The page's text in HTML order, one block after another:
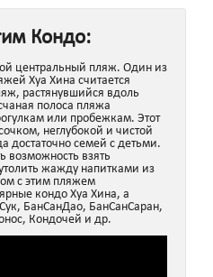
Кондо:
центральный пляж. Один из
Хуа Хина считается
растянувшийся вдоль
полоса пляжа
или пробежкам. Этот
неглубокой и чистой
достаточно семей с детьми.
возможность взять
жажду напитками из
с этим пляжем
кондо Хуа Хина, а
БанСанДао, БанСанСаран,
Кондочей и др.